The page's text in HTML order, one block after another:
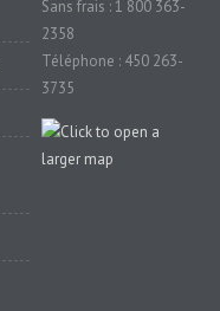
Sans frais : 1 800 363-
2358
Téléphone : 450 263-
3735